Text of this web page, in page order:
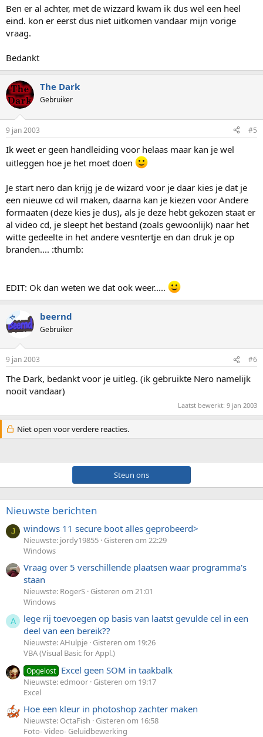
Ben er al achter, met de wizzard kwam ik dus wel een heel
eind. kon er eerst dus niet uitkomen vandaar mijn vorige
vraag.
Bedankt
The Dark
Gebruiker
9 jan 2003 #5
Ik weet er geen handleiding voor helaas maar kan je wel
uitleggen hoe je het moet doen
Je start nero dan krijg je de wizard voor je daar kies je dat je
een nieuwe cd wil maken, daarna kan je kiezen voor Andere
formaaten (deze kies je dus), als je deze hebt gekozen staat er
al video cd, je sleept het bestand (zoals gewoonlijk) naar het
witte gedeelte in het andere vesntertje en dan druk je op
branden.... :thumb:
EDIT: Ok dan weten we dat ook weer.....
TS beernd
Gebruiker
9 jan 2003 #6
The Dark, bedankt voor je uitleg. (ik gebruikte Nero namelijk
nooit vandaar)
Laatst bewerkt: 9 jan 2003
Niet open voor verdere reacties.
Steun ons
Nieuwste berichten
J windows 11 secure boot alles geprobeerd>
Nieuwste: jordy19855 Gisteren om 22:29
Windows
Vraag over 5 verschillende plaatsen waar programma's
staan
Nieuwste: RogerS Gisteren om 21:01
Windows
A
lege rij toevoegen op basis van laatst gevulde cel in een
deel van een bereik??
Nieuwste: AHulpje Gisteren om 19:26
VBA (Visual Basic for Appl.)
Opgelost Excel geen SOM in taakbalk
Nieuwste: edmoor Gisteren om 19:17
Excel
Hoe een kleur in photoshop zachter maken
Nieuwste: OctaFish
Gisteren om 16:58
Foto- Video- Geluidbewerking